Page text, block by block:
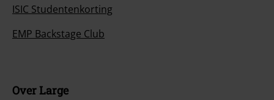
ISIC Studentenkorting
EMP Backstage Club
Over Large